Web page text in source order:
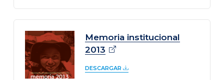
Memoria institucional
2013
DESCARGAR